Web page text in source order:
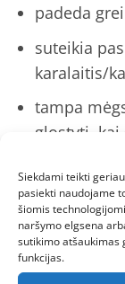
Siekdami teikti
pasiekti naudojame
šiomis
naršymo elgsena
sutikimo atšaukimas
funkcijas.
padeda
suteikia
karalaitis/
tampa
glostyti, kai
Kokybė ir
REIMA – tai
metus kuria